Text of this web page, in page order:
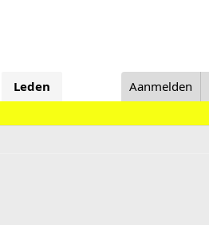
Leden Aanmelden